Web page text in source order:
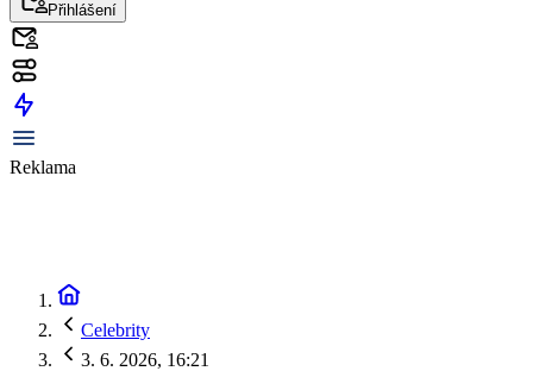
Přihlášení
Reklama
Celebrity
3. 6. 2026, 16:21